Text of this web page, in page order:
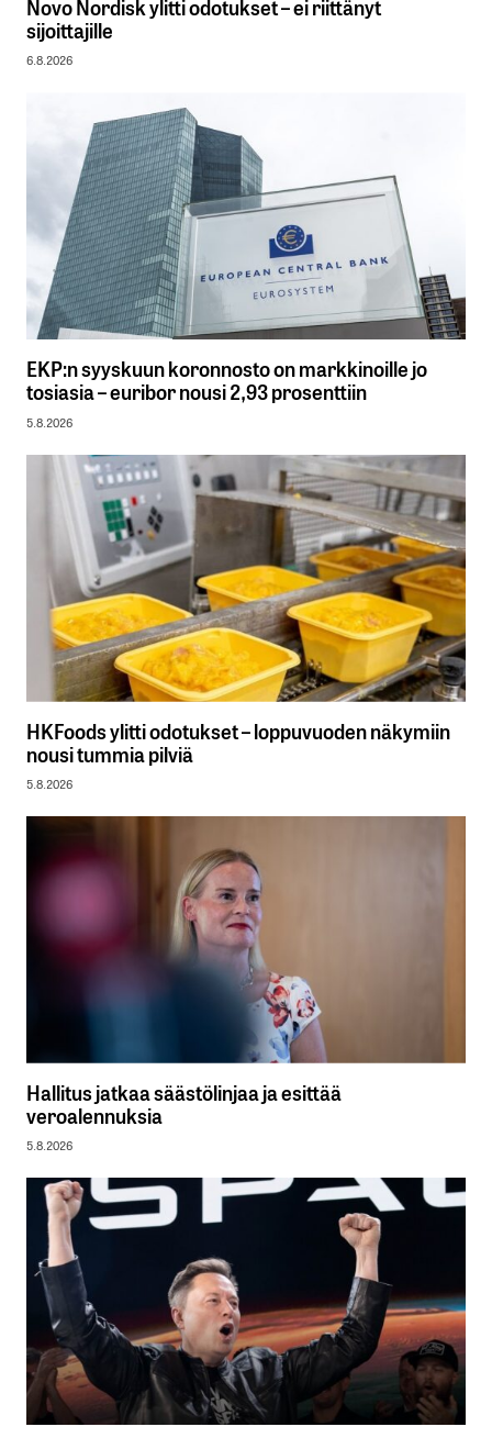
Novo Nordisk ylitti odotukset – ei riittänyt
sijoittajille
6.8.2026
EKP:n syyskuun koronnosto on markkinoille jo
tosiasia – euribor nousi 2,93 prosenttiin
5.8.2026
HKFoods ylitti odotukset – loppuvuoden näkymiin
nousi tummia pilviä
5.8.2026
Hallitus jatkaa säästölinjaa ja esittää
veroalennuksia
5.8.2026